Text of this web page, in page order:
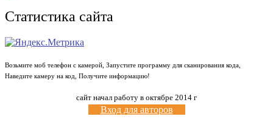
Статистика сайта
Возьмите моб телефон с камерой, Запустите программу для сканирования кода,
Наведите камеру на код, Получите информацию!
сайт начал работу в октябре 2014 г
Вход для авторов